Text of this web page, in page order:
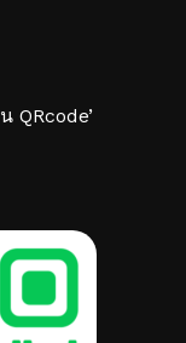
QRcode’